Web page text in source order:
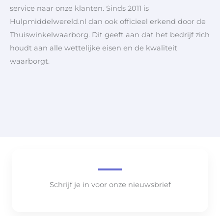
service naar onze klanten. Sinds 2011 is
Hulpmiddelwereld.nl dan ook officieel erkend door de
Thuiswinkelwaarborg. Dit geeft aan dat het bedrijf zich
houdt aan alle wettelijke eisen en de kwaliteit
waarborgt.
Schrijf je in voor onze nieuwsbrief